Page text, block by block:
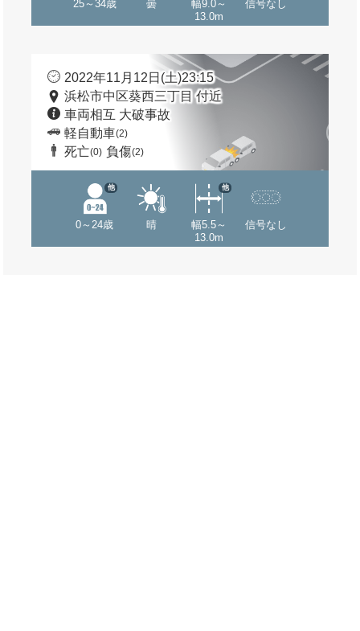
25～34歳 曇
幅9.0～
13.0m
信号なし
2022年11月12日(土)23:15
浜松市中区葵西三丁目 付近
車両相互 大破事故
軽自動車(2)
死亡(0) 負傷(2)
0～24歳
他
晴
幅5.5～
13.0m
他
信号なし